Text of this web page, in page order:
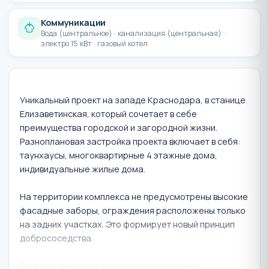
Коммуникации
Вода (центральное) · канализация (центральная) ·
электро 15 кВт · газовый котел
Уникальный проект на западе Краснодара, в станице
Елизаветинская, который сочетает в себе
преимущества городской и загородной жизни.
Разноплановая застройка проекта включает в себя:
таунхаусы, многоквартирные 4 этажные дома,
индивидуальные жилые дома.
На территории комплекса не предусмотрены высокие
фасадные заборы, ограждения расположены только
на задних участках. Это формирует новый принцип
добрососедства.